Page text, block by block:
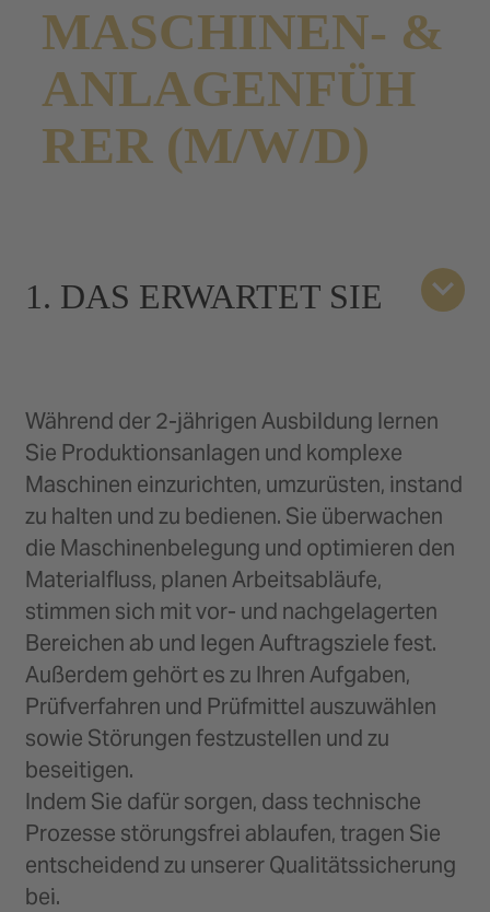
MASCHINEN- &
ANLAGENFÜH
RER (M/W/D)
1. DAS ERWARTET SIE
Während der 2-jährigen Ausbildung lernen
Sie Produktionsanlagen und komplexe
Maschinen einzurichten, umzurüsten, instand
zu halten und zu bedienen. Sie überwachen
die Maschinenbelegung und optimieren den
Materialfluss, planen Arbeitsabläufe,
stimmen sich mit vor- und nachgelagerten
Bereichen ab und legen Auftragsziele fest.
Außerdem gehört es zu Ihren Aufgaben,
Prüfverfahren und Prüfmittel auszuwählen
sowie Störungen festzustellen und zu
beseitigen.
Indem Sie dafür sorgen, dass technische
Prozesse störungsfrei ablaufen, tragen Sie
entscheidend zu unserer Qualitätssicherung
bei.